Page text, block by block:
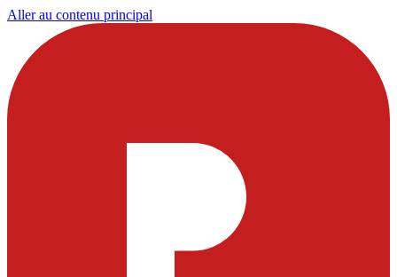
Aller au contenu principal